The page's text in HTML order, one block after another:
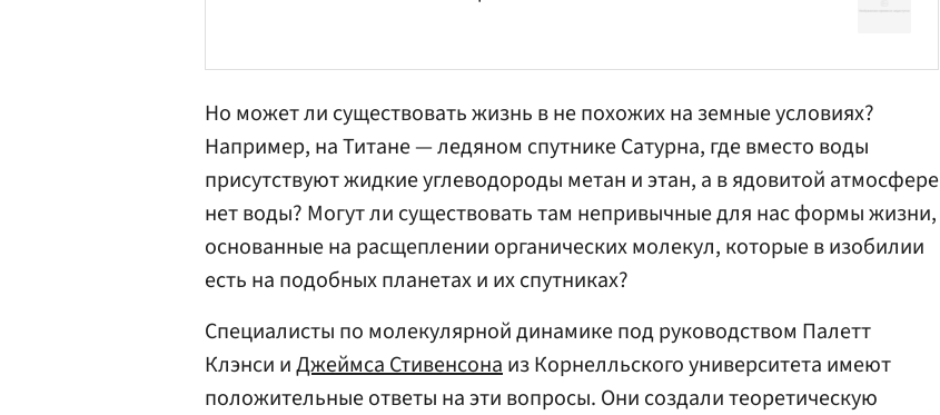
Но может ли существовать жизнь в не похожих на земные условиях?
Например, на Титане — ледяном спутнике Сатурна, где вместо воды
присутствуют жидкие углеводороды метан и этан, а в ядовитой атмосфере
нет воды? Могут ли существовать там непривычные для нас формы жизни,
основанные на расщеплении органических молекул, которые в изобилии
есть на подобных планетах и их спутниках?
Специалисты по молекулярной динамике под руководством Палетт
Клэнси иДжеймса Стивенсонаиз Корнелльского университета имеют
положительные ответы на эти вопросы. Они создали теоретическую